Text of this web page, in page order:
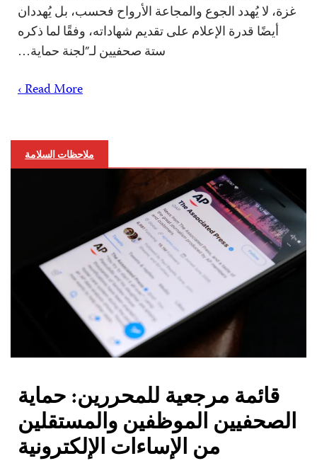
غزة، لا يُهدد الجوع والمجاعة الأرواح فحسب، بل يُهددان
أيضًا قدرة الإعلام على تقديم شهاداته، وفقًا لما ذكره
ستة صحفيين لـ”لجنة حماية…
Read More ›
ملاحظات السلامة
قائمة مرجعية للمحررين: حماية
الصحفيين الموظفين والمستقلين
من الإساءات الإلكترونية